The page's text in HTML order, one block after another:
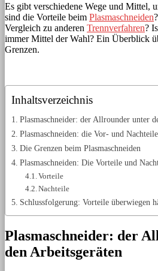
Es gibt verschiedene Wege und Mittel,
sind die Vorteile beim Plasmaschneiden
Vergleich zu anderen Trennverfahren?
immer Mittel der Wahl? Ein Überblick
Grenzen.
Inhaltsverzeichnis
Plasmaschneider: der Allrounder unter
Plasmaschneiden: die Vor- und
Die Grenzen beim Plasmaschneiden
Plasmaschneiden: Die Vorteile und
Vorteile
Nachteile
Schlussfolgerung: Vorteile überwiegen
Plasmaschneider: der
den Arbeitsgeräten